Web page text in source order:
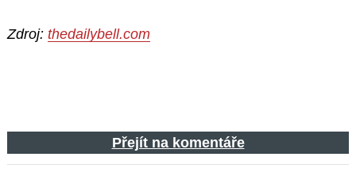
Zdroj: thedailybell.com
Přejít na komentáře